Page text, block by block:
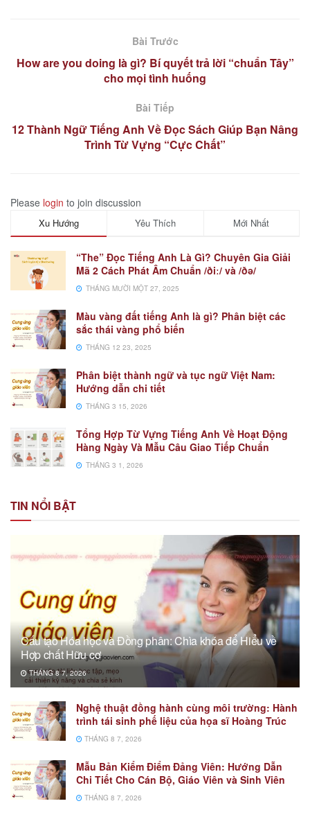
Bài Trước
How are you doing là gì? Bí quyết trả lời “chuẩn Tây”
cho mọi tình huống
Bài Tiếp
12 Thành Ngữ Tiếng Anh Về Đọc Sách Giúp Bạn Nâng
Trình Từ Vựng “Cực Chất”
Please login to join discussion
Xu Hướng Yêu Thích Mới Nhất
“The” Đọc Tiếng Anh Là Gì? Chuyên Gia Giải
Mã 2 Cách Phát Âm Chuẩn /ðiː/ và /ðə/
THÁNG MƯỜI MỘT 27, 2025
Màu vàng đất tiếng Anh là gì? Phân biệt các
sắc thái vàng phổ biến
THÁNG 12 23, 2025
Phân biệt thành ngữ và tục ngữ Việt Nam:
Hướng dẫn chi tiết
THÁNG 3 15, 2026
Tổng Hợp Từ Vựng Tiếng Anh Về Hoạt Động
Hàng Ngày Và Mẫu Câu Giao Tiếp Chuẩn
THÁNG 3 1, 2026
TIN NỔI BẬT
Cấu tạo Hóa học và Đồng phân: Chìa khóa để Hiểu về
Hợp chất Hữu cơ
THÁNG 8 7, 2026
Nghệ thuật đồng hành cùng môi trường: Hành
trình tái sinh phế liệu của họa sĩ Hoàng Trúc
THÁNG 8 7, 2026
Mẫu Bản Kiểm Điểm Đảng Viên: Hướng Dẫn
Chi Tiết Cho Cán Bộ, Giáo Viên và Sinh Viên
THÁNG 8 7, 2026